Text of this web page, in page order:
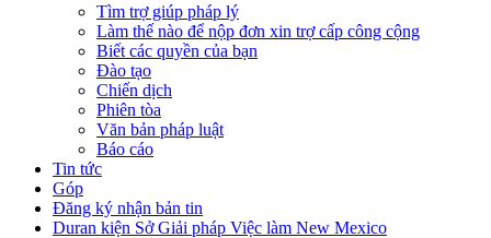
Tìm trợ giúp pháp lý
Làm thế nào để nộp đơn xin trợ cấp công cộng
Biết các quyền của bạn
Đào tạo
Chiến dịch
Phiên tòa
Văn bản pháp luật
Báo cáo
Tin tức
Góp
Đăng ký nhận bản tin
Duran kiện Sở Giải pháp Việc làm New Mexico